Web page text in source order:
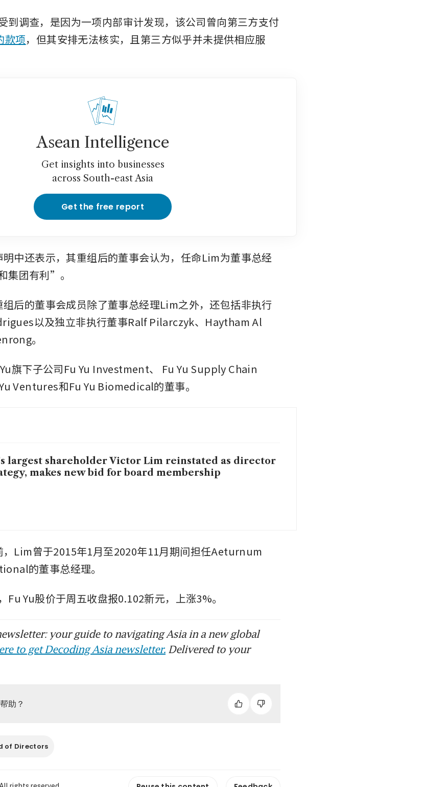
到调查，是因为一项内部审计发现，该公司曾向第三方支付
款项，但其安排无法核实，且第三方似乎并未提供相应服
Asean Intelligence
Get insights into businesses
across South-east Asia
Get the free report
明中还表示，其重组后的董事会认为，任命Lim为董事总经
集团有利”。
组后的董事会成员除了董事总经理Lim之外，还包括非执行
以及独立非执行董事Ralf Pilarczyk、Haytham Al
。
旗下子公司Fu Yu Investment、 Fu Yu Supply Chain
Ventures和Fu Yu Biomedical的董事。
largest shareholder Victor Lim reinstated as director
makes new bid for board membership
，Lim曾于2015年1月至2020年11月期间担任Aeturnum
的董事总经理。
Fu Yu股价于周五收盘报0.102新元，上涨3%。
your guide to navigating Asia in a new global
to get Decoding Asia newsletter. Delivered to your
助？
of Directors